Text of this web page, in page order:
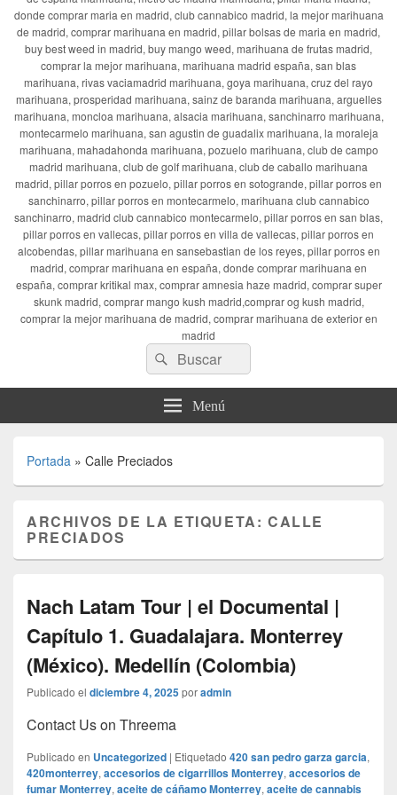
donde comprar maria en madrid, club cannabico madrid, la mejor marihuana
de madrid, comprar marihuana en madrid, pillar bolsas de maria en madrid,
buy best weed in madrid, buy mango weed, marihuana de frutas madrid,
comprar la mejor marihuana, marihuana madrid españa, san blas
marihuana, rivas vaciamadrid marihuana, goya marihuana, cruz del rayo
marihuana, prosperidad marihuana, sainz de baranda marihuana, arguelles
marihuana, moncloa marihuana, alsacia marihuana, sanchinarro marihuana,
montecarmelo marihuana, san agustin de guadalix marihuana, la moraleja
marihuana, mahadahonda marihuana, pozuelo marihuana, club de campo
madrid marihuana, club de golf marihuana, club de caballo marihuana
madrid, pillar porros en pozuelo, pillar porros en sotogrande, pillar porros en
sanchinarro, pillar porros en montecarmelo, marihuana club cannabico
sanchinarro, madrid club cannabico montecarmelo, pillar porros en san blas,
pillar porros en vallecas, pillar porros en villa de vallecas, pillar porros en
alcobendas, pillar marihuana en sansebastian de los reyes, pillar porros en
madrid, comprar marihuana en españa, donde comprar marihuana en
españa, comprar kritikal max, comprar amnesia haze madrid, comprar super
skunk madrid, comprar mango kush madrid,comprar og kush madrid,
comprar la mejor marihuana de madrid, comprar marihuana de exterior en
madrid
Buscar
por:
Buscar
Menú
Portada » Calle Preciados
ARCHIVOS DE LA ETIQUETA:CALLE
PRECIADOS
Nach Latam Tour | el Documental |
Capítulo 1. Guadalajara. Monterrey
(México). Medellín (Colombia)
Publicado el diciembre 4, 2025poradmin
Contact Us on Threema
Publicado en Uncategorized | Etiquetado 420 san pedro garza garcia,
420monterrey, accesorios de cigarrillos Monterrey, accesorios de
fumar Monterrey, aceite de cáñamo Monterrey, aceite de cannabis